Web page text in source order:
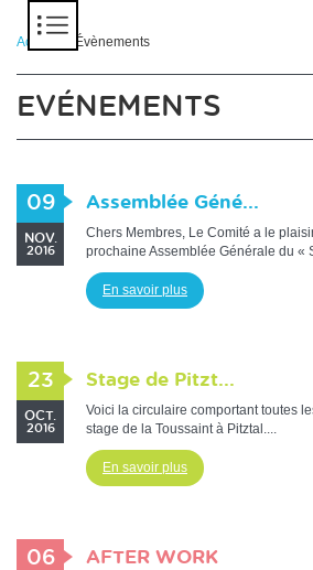
Accueil > Évènements
EVÉNEMENTS
09
NOV.
2016
Assemblée Géné...
Chers Membres, Le Comité a le
prochaine Assemblée Générale du «
En savoir plus
23
OCT.
2016
Stage de Pitzt...
Voici la circulaire comportant toutes
stage de la Toussaint à Pitztal....
En savoir plus
06 AFTER WORK